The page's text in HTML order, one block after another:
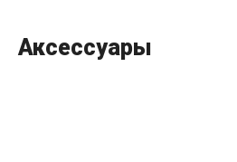
Аксессуары